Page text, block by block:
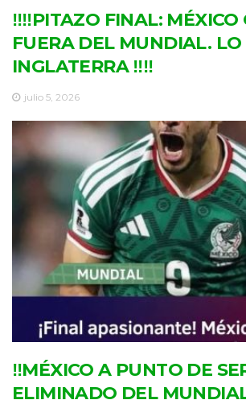
‼‼PITAZO FINAL: MÉXICO
FUERA DEL MUNDIAL. LO
INGLATERRA ‼‼
julio 5, 2026
‼MÉXICO A PUNTO DE
ELIMINADO DEL